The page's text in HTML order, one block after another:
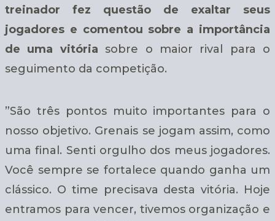
treinador fez questão de exaltar seus
jogadores e comentou sobre a importância
de uma vitória sobre o maior rival para o
seguimento da competição.
”São três pontos muito importantes para o
nosso objetivo. Grenais se jogam assim, como
uma final. Senti orgulho dos meus jogadores.
Você sempre se fortalece quando ganha um
clássico. O time precisava desta vitória. Hoje
entramos para vencer, tivemos organização e